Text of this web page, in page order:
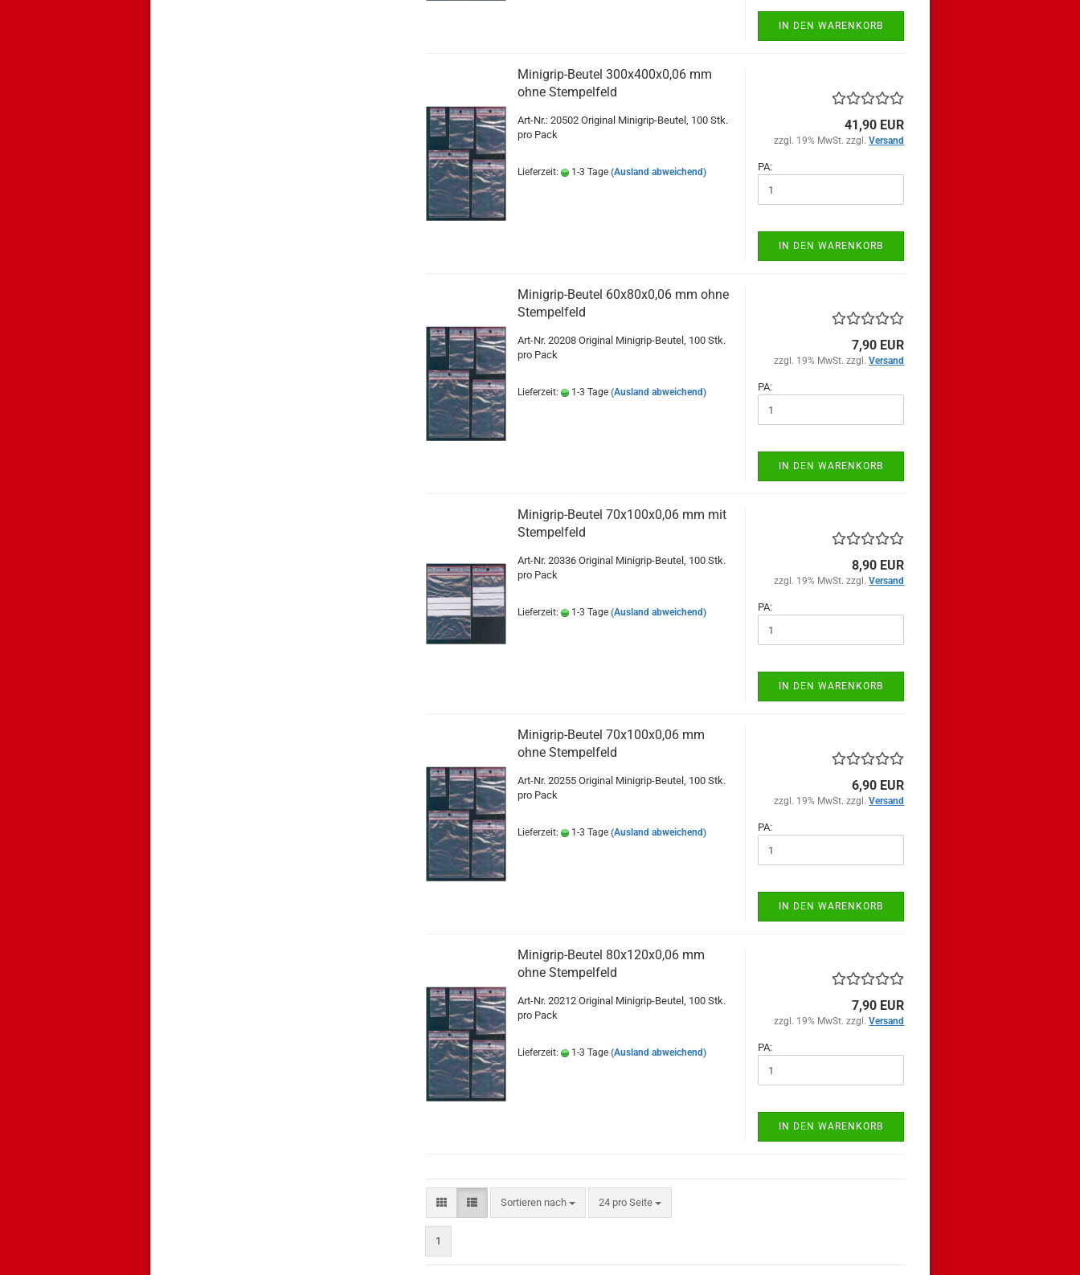
IN DEN WARENKORB
Minigrip-Beutel 300x400x0,06 mm
ohne Stempelfeld
Art-Nr.: 20502 Original Minigrip-Beutel, 100 Stk.
pro Pack
Lieferzeit: 1-3 Tage (Ausland abweichend)
41,90 EUR
zzgl. 19% MwSt. zzgl.Versand
PA:
IN DEN WARENKORB
Minigrip-Beutel 60x80x0,06 mm ohne
Stempelfeld
Art-Nr. 20208 Original Minigrip-Beutel, 100 Stk.
pro Pack
Lieferzeit: 1-3 Tage (Ausland abweichend)
7,90 EUR
zzgl. 19% MwSt. zzgl.Versand
PA:
IN DEN WARENKORB
Minigrip-Beutel 70x100x0,06 mm mit
Stempelfeld
Art-Nr. 20336 Original Minigrip-Beutel, 100 Stk.
pro Pack
Lieferzeit: 1-3 Tage (Ausland abweichend)
8,90 EUR
zzgl. 19% MwSt. zzgl.Versand
PA:
IN DEN WARENKORB
Minigrip-Beutel 70x100x0,06 mm
ohne Stempelfeld
Art-Nr. 20255 Original Minigrip-Beutel, 100 Stk.
pro Pack
Lieferzeit: 1-3 Tage (Ausland abweichend)
6,90 EUR
zzgl. 19% MwSt. zzgl.Versand
PA:
IN DEN WARENKORB
Minigrip-Beutel 80x120x0,06 mm
ohne Stempelfeld
Art-Nr. 20212 Original Minigrip-Beutel, 100 Stk.
pro Pack
Lieferzeit: 1-3 Tage (Ausland abweichend)
7,90 EUR
zzgl. 19% MwSt. zzgl.Versand
PA:
IN DEN WARENKORB
Sortieren nach
Sortieren nach 24 pro Seite
pro Seite
1